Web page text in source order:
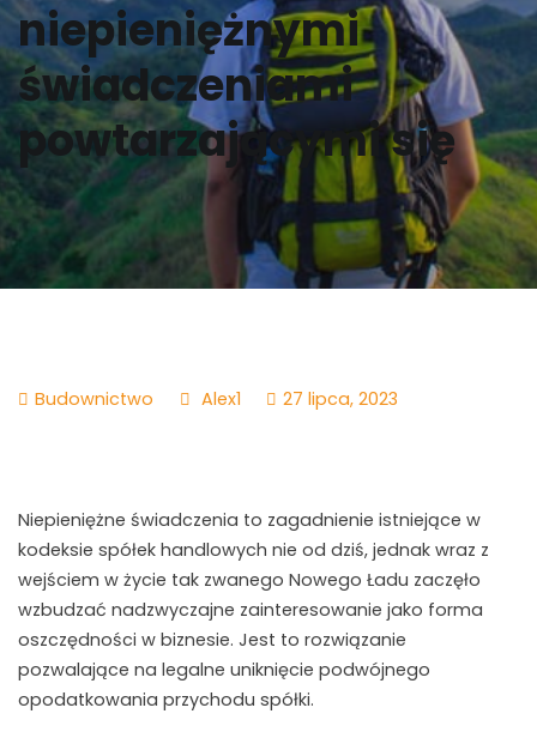
niepieniężnymi
świadczeniami
powtarzającymi się
Budownictwo Alex1 27 lipca, 2023
Niepieniężne świadczenia to zagadnienie istniejące w
kodeksie spółek handlowych nie od dziś, jednak wraz z
wejściem w życie tak zwanego Nowego Ładu zaczęło
wzbudzać nadzwyczajne zainteresowanie jako forma
oszczędności w biznesie. Jest to rozwiązanie
pozwalające na legalne uniknięcie podwójnego
opodatkowania przychodu spółki.